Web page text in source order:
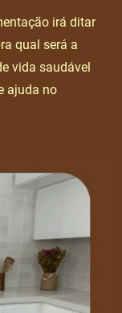
irá ditar
qual será a
vida saudável
ajuda no